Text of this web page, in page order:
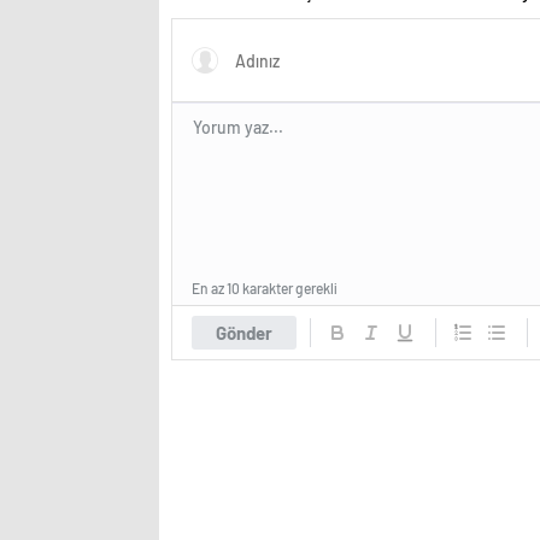
kadın
Gönder
En az 10 karakter gerekli